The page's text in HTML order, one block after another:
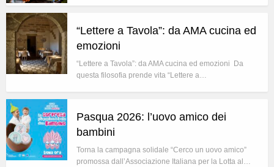
“Lettere a Tavola”: da AMA cucina ed
emozioni
“Lettere a Tavola”: da AMA cucina ed emozioni Da
questa filosofia prende vita “Lettere a…
Pasqua 2026: l’uovo amico dei
bambini
Torna la campagna solidale “Cerco un uovo amico”
promossa dall’Associazione Italiana per la Lotta al…